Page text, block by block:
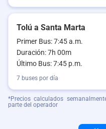
Tolú a Santa Marta
Primer Bus: 7:45 a.m.
Duración: 7h 00m
Último Bus: 7:45 p.m.
7 buses por día
*Precios calculados
parte del operador